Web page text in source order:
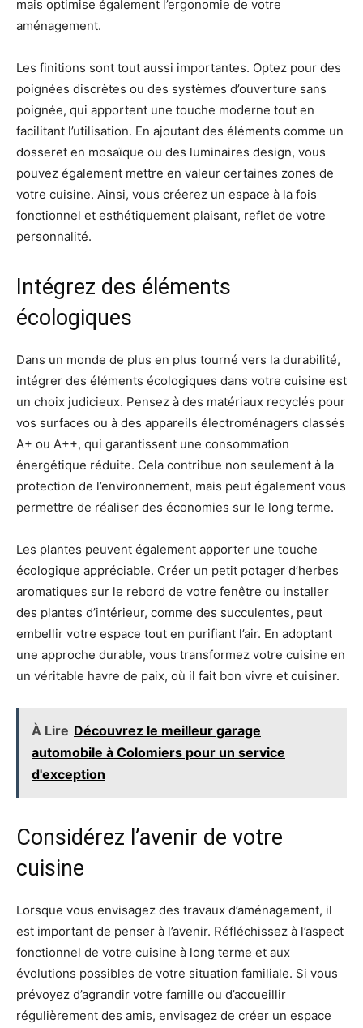
mais optimise également l’ergonomie de votre
aménagement.
Les finitions sont tout aussi importantes. Optez pour des
poignées discrètes ou des systèmes d’ouverture sans
poignée, qui apportent une touche moderne tout en
facilitant l’utilisation. En ajoutant des éléments comme un
dosseret en mosaïque ou des luminaires design, vous
pouvez également mettre en valeur certaines zones de
votre cuisine. Ainsi, vous créerez un espace à la fois
fonctionnel et esthétiquement plaisant, reflet de votre
personnalité.
Intégrez des éléments
écologiques
Dans un monde de plus en plus tourné vers la durabilité,
intégrer des éléments écologiques dans votre cuisine est
un choix judicieux. Pensez à des matériaux recyclés pour
vos surfaces ou à des appareils électroménagers classés
A+ ou A++, qui garantissent une consommation
énergétique réduite. Cela contribue non seulement à la
protection de l’environnement, mais peut également vous
permettre de réaliser des économies sur le long terme.
Les plantes peuvent également apporter une touche
écologique appréciable. Créer un petit potager d’herbes
aromatiques sur le rebord de votre fenêtre ou installer
des plantes d’intérieur, comme des succulentes, peut
embellir votre espace tout en purifiant l’air. En adoptant
une approche durable, vous transformez votre cuisine en
un véritable havre de paix, où il fait bon vivre et cuisiner.
À Lire Découvrez le meilleur garage
automobile à Colomiers pour un service
d'exception
Considérez l’avenir de votre
cuisine
Lorsque vous envisagez des travaux d’aménagement, il
est important de penser à l’avenir. Réfléchissez à l’aspect
fonctionnel de votre cuisine à long terme et aux
évolutions possibles de votre situation familiale. Si vous
prévoyez d’agrandir votre famille ou d’accueillir
régulièrement des amis, envisagez de créer un espace